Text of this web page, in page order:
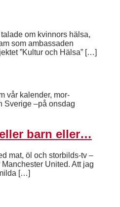
om kvinnors hälsa,
som ambassaden
”Kultur och Hälsa” […]
vår kalender, mor-
Sverige –på onsdag
barn eller…
mat, öl och storbilds-tv –
United. Att jag
[…]